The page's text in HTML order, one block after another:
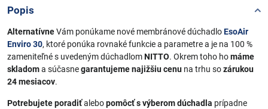
Popis
AlternatívneVám ponúkame nové membránové dúchadloEsoAir
Enviro 30, ktoré ponúka rovnaké funkcie a parametre a je na 100 %
zameniteľné s uvedeným dúchadlomNITTO. Okrem toho homáme
skladoma súčasnegarantujeme najižšiu cenu na trhu sozárukou
24 mesiacov.
Potrebujete poradiťalebopomôcť s výberom dúchadla prípadne